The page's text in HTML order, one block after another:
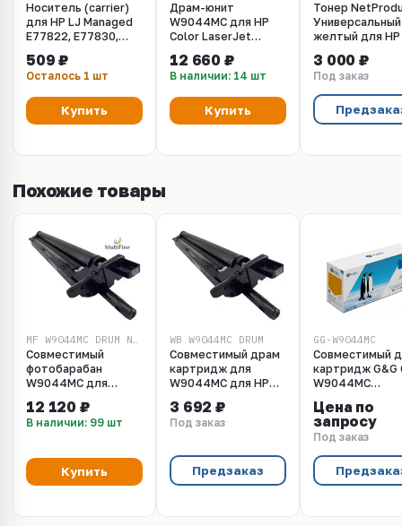
Носитель (carrier)
для HP LJ Managed
E77822, E77830,
56 грамм Silver ATM
509 ₽
Осталось 1 шт
Купить
Драм-юнит
W9044MC для HP
Color LaserJet
E77822/77825/77830
(CET) CMYK,
CET471071
12 660 ₽
В наличии: 14 шт
Купить
Тонер
Универсальный
желтый для HP
E87660,
E77825,
500 г.
3 000 ₽
Под заказ
Похожие товары
MF_W9044MC_DRUM_NEW-CHIP
Совместимый
фотобарабан
W9044MC для
Color LaserJet
Managed MFP
E77830 с новым
чипом!
12 120 ₽
В наличии: 99 шт
Купить
WB W9044MC DRUM
Совместимый драм
картридж для
W9044MC для HP
100K
3 692 ₽
Под заказ
Предзаказ
GG-W9044MC
Совместимый
картридж G&G
W9044MC
Managed LJ
E77825, E77830
(замена HP ),
100000 стр.
Цена по
запросу
Под заказ